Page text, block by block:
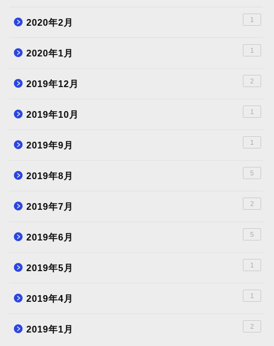
2020年2月 1
2020年1月 1
2019年12月 2
2019年10月 1
2019年9月 1
2019年8月 5
2019年7月 2
2019年6月 5
2019年5月 1
2019年4月 1
2019年1月 2